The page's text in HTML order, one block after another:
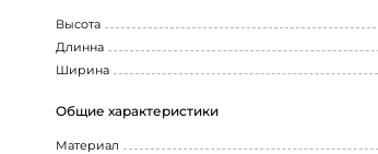
Высота
Длинна
Ширина
Общие характеристики
Материал